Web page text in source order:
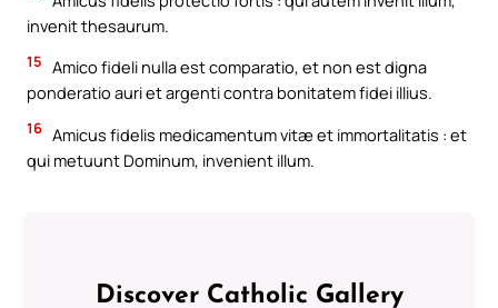
invenit thesaurum.
15 Amico fideli nulla est comparatio, et non est digna
ponderatio auri et argenti contra bonitatem fidei illius.
16 Amicus fidelis medicamentum vitæ et immortalitatis : et
qui metuunt Dominum, invenient illum.
Discover Catholic Gallery